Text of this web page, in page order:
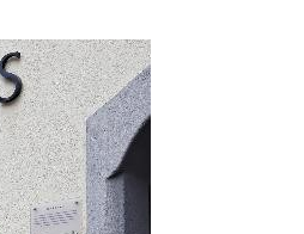
Gemeindebücherei
Jugendhaus
Sportstätten
Veranstaltungsgebäude
Freiwillige Feuerwehr